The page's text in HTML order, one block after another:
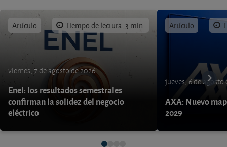
Artículo Tiempo de lectura: 3 min.
viernes, 7 de agosto de 2026
Enel: los resultados semestrales
confirman la solidez del negocio
eléctrico
Artículo
jueves, 6 de agosto
AXA: Nuevo
2029